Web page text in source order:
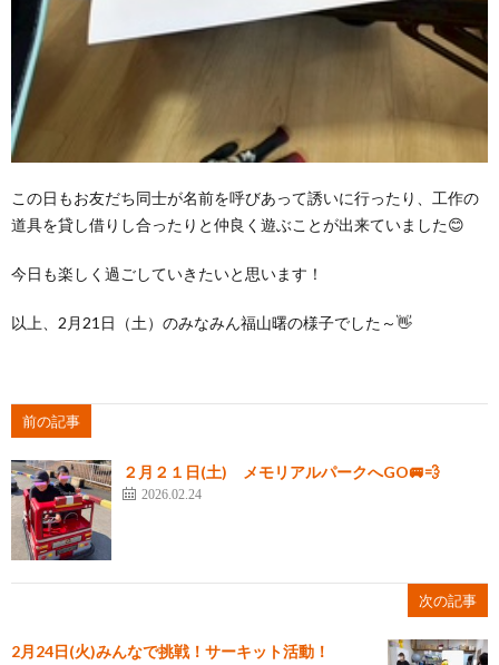
この日もお友だち同士が名前を呼びあって誘いに行ったり、工作の
道具を貸し借りし合ったりと仲良く遊ぶことが出来ていました😊
今日も楽しく過ごしていきたいと思います！
以上、2月21日（土）のみなみん福山曙の様子でした～👋
前の記事
２月２１日(土) メモリアルパークへGO🚐💨
2026.02.24
次の記事
2月24日(火)みんなで挑戦！サーキット活動！